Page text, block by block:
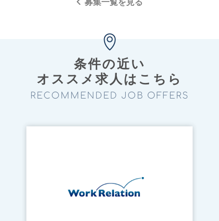
募集一覧を見る
条件の近い
オススメ求⼈はこちら
RECOMMENDED JOB OFFERS